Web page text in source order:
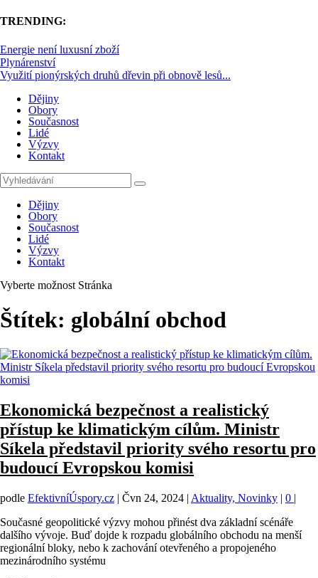
TRENDING:
Energie není luxusní zboží
Plynárenství
Využití pionýrských druhů dřevin při obnově lesů...
Dějiny
Obory
Současnost
Lidé
Výzvy
Kontakt
Dějiny
Obory
Současnost
Lidé
Výzvy
Kontakt
Vyberte možnost Stránka
Štítek: globální obchod
Ekonomická bezpečnost a realistický
přístup ke klimatickým cílům. Ministr
Síkela představil priority svého resortu pro
budoucí Evropskou komisi
podle EfektivníÚspory.cz | Čvn 24, 2024 | Aktuality, Novinky | 0 |
Současné geopolitické výzvy mohou přinést dva základní scénáře
dalšího vývoje. Buď dojde k rozpadu globálního obchodu na menší
regionální bloky, nebo k zachování otevřeného a propojeného
mezinárodního systému